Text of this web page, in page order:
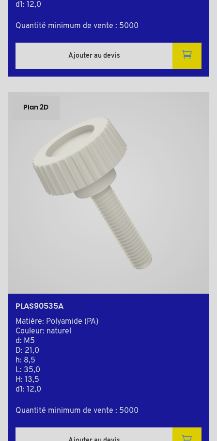
d1: 12,0
Quantité minimum de vente : 5000
Ajouter au devis
Plan 2D
PLAS90535A
Matière: Polyamide (PA)
Couleur: naturel
d: M5
D: 21,0
h: 8,5
L: 35,0
H: 13,5
d1: 12,0
Quantité minimum de vente : 5000